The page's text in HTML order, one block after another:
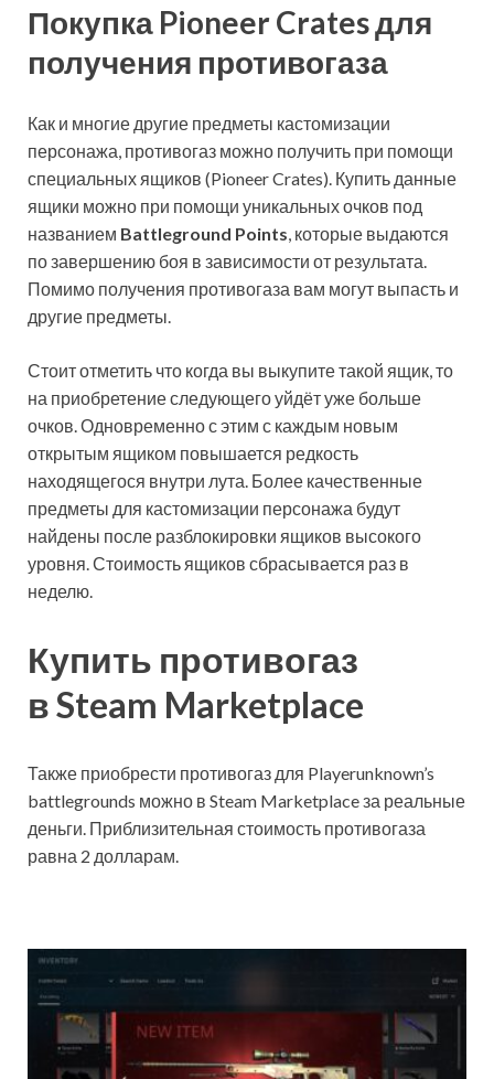
Покупка Pioneer Crates для
получения противогаза
Как и многие другие предметы кастомизации
персонажа, противогаз можно получить при помощи
специальных ящиков (Pioneer Crates). Купить данные
ящики можно при помощи уникальных очков под
названием Battleground Points, которые выдаются
по завершению боя в зависимости от результата.
Помимо получения противогаза вам могут выпасть и
другие предметы.
Стоит отметить что когда вы выкупите такой ящик, то
на приобретение следующего уйдёт уже больше
очков. Одновременно с этим с каждым новым
открытым ящиком повышается редкость
находящегося внутри лута. Более качественные
предметы для кастомизации персонажа будут
найдены после разблокировки ящиков высокого
уровня. Стоимость ящиков сбрасывается раз в
неделю.
Купить противогаз
в Steam Marketplace
Также приобрести противогаз для Playerunknown’s
battlegrounds можно в Steam Marketplace за реальные
деньги. Приблизительная стоимость противогаза
равна 2 долларам.